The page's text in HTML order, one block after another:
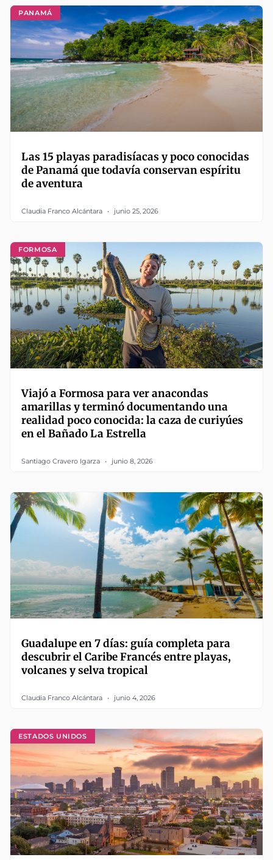
PANAMÁ
Las 15 playas paradisíacas y poco conocidas
de Panamá que todavía conservan espíritu
de aventura
Claudia Franco Alcántara junio 25, 2026
FORMOSA
Viajó a Formosa para ver anacondas
amarillas y terminó documentando una
realidad poco conocida: la caza de curiyúes
en el Bañado La Estrella
Santiago Cravero Igarza junio 8, 2026
Guadalupe en 7 días: guía completa para
descubrir el Caribe Francés entre playas,
volcanes y selva tropical
Claudia Franco Alcántara junio 4, 2026
ESTADOS UNIDOS